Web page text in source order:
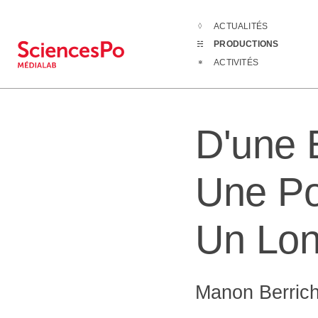
ACTUALITÉS
PRODUCTIONS
ACTIVITÉS
Productions
D'une
Une
Un
Manon